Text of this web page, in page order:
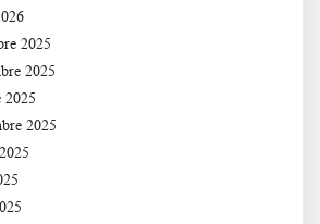
2025
2025
2025
2025